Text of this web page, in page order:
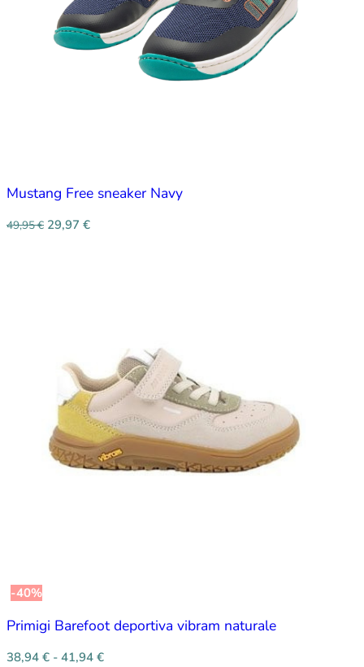
Mustang Free sneaker Navy
49,95€ 29,97 €
-40%
Primigi Barefoot deportiva vibram naturale
38,94 € - 41,94 €